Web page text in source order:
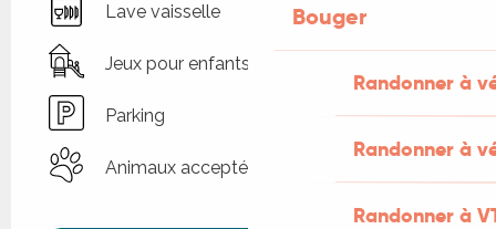
Bouger
Randonner à
Randonner à
Randonner à
Lave vaisselle
Jeux pour enfants / Espace jeux
Parking
Animaux acceptés